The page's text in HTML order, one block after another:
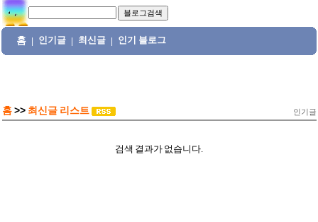
홈 인기글 최신글 인기 블로그
홈 >> 최신글 리스트 인기글
검색 결과가 없습니다.